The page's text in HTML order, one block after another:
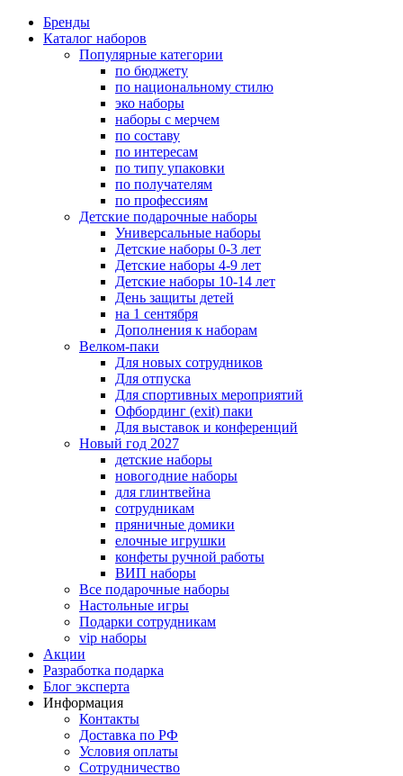
Бренды
Каталог наборов
Популярные категории
по бюджету
по национальному стилю
эко наборы
наборы с мерчем
по составу
по интересам
по типу упаковки
по получателям
по профессиям
Детские подарочные наборы
Универсальные наборы
Детские наборы 0-3 лет
Детские наборы 4-9 лет
Детские наборы 10-14 лет
День защиты детей
на 1 сентября
Дополнения к наборам
Велком-паки
Для новых сотрудников
Для отпуска
Для спортивных мероприятий
Офбординг (exit) паки
Для выставок и конференций
Новый год 2027
детские наборы
новогодние наборы
для глинтвейна
сотрудникам
пряничные домики
елочные игрушки
конфеты ручной работы
ВИП наборы
Все подарочные наборы
Настольные игры
Подарки сотрудникам
vip наборы
Акции
Разработка подарка
Блог эксперта
Информация
Контакты
Доставка по РФ
Условия оплаты
Сотрудничество